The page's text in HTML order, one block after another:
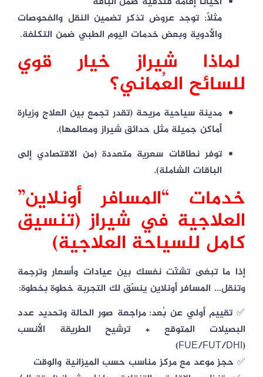
مثلًا: توجد عروض تذكر تضمين النقل والفحوصات
والأدوية وبعض خدمات اليوم الطبي ضمن التكلفة.
لماذا شيراز خيار قوي
للسائح العُماني؟
مدينة سياحية مريحة (تقدر تجمع بين العلاج وزيارة
أماكن جميلة مثل حدائق شيراز ومعالمها).
توفر نطاقات سعرية متعددة (من الاقتصادي إلى
الباقات الشاملة).
خدمات “المسافر أونلاین”
العلاجية في شيراز (تنسيق
كامل للسياحة العلاجية)
إذا ما تبغى تشتّت نفسك بين عيادات وأسعار وترجمة
وتنقل…المسافر أونلاینينسّق لك التجربة خطوة بخطوة:
✅تقييم أولي عن بُعد: مراجعة صور الحالة وتحديد عدد
البصيلات المتوقع + ترشيح الطريقة الأنسب
✅حجز موعد مع مركز مناسبحسب الميزانية والوقت